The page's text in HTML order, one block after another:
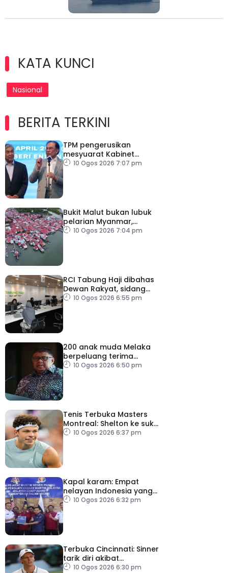
KATA KUNCI
Nasional
BERITA TERKINI
TPM pengerusikan
mesyuarat Kabinet
sepanjang ketiadaan PM
10 Ogos 2026 7:07 pm
Bukit Malut bukan lubuk
pelarian Myanmar,
majoriti penduduk
10 Ogos 2026 7:04 pm
RCI Tabung Haji dibahas
Dewan Rakyat, sidang
khas teliti penemuan dan
10 Ogos 2026 6:55 pm
200 anak muda Melaka
berpeluang terima
manfaat Dana
10 Ogos 2026 6:50 pm
Tenis Terbuka Masters
Montreal: Shelton ke suku
akhir10 Ogos 2026 6:37 pm
Kapal karam: Empat
nelayan Indonesia yang
terselamat diserah
10 Ogos 2026 6:32 pm
Terbuka Cincinnati: Sinner
tarik diri akibat
kecederaan lutut
10 Ogos 2026 6:30 pm